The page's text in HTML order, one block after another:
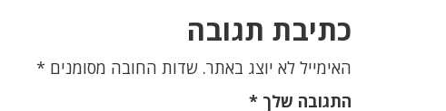
כתיבת תגובה
האימייל לא יוצג באתר. שדות החובה מסומנים *
התגובה שלך*